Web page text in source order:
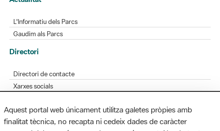
L'Informatiu dels Parcs
Gaudim als Parcs
Directori
Directori de contacte
Xarxes socials
Bústia de suggeriments
Opineu sobre els parcs
Aquest portal web únicament utilitza galetes pròpies amb
finalitat tècnica, no recapta ni cedeix dades de caràcter